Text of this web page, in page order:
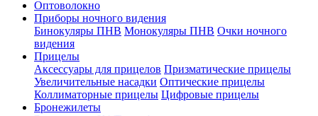
Оптоволокно
Приборы ночного видения
Бинокуляры ПНВ Монокуляры ПНВ Очки ночного
видения
Прицелы
Аксессуары для прицелов Призматические прицелы
Увеличительные насадки Оптические прицелы
Коллиматорные прицелы Цифровые прицелы
Бронежилеты